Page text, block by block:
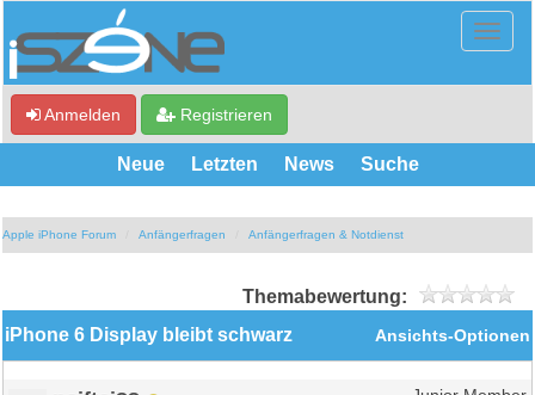
Anmelden Registrieren
Neue Letzten News Suche
Apple iPhone Forum Anfängerfragen Anfängerfragen & Notdienst
Themabewertung:
Ansichts-Optionen
iPhone 6 Display bleibt schwarz